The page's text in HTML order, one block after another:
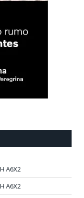
A6X2
A6X2